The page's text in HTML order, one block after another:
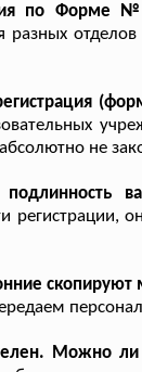
по Форме
разных
не
регистрации,
Можно